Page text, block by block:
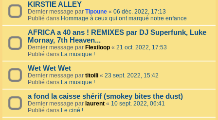
KIRSTIE ALLEY
Dernier message par Tipoune « 06 déc. 2022, 17:13
Publié dans Hommage à ceux qui ont marqué notre enfance
AFRICA a 40 ans ! REMIXES par DJ Superfunk, Luke
Mornay, 7th Heaven...
Dernier message par Flexiloop « 21 oct. 2022, 17:53
Publié dans La musique !
Wet Wet Wet
Dernier message par titoili « 23 sept. 2022, 15:42
Publié dans La musique !
a fond la caisse shérif (smokey bites the dust)
Dernier message par laurent « 10 sept. 2022, 06:41
Publié dans Le ciné !